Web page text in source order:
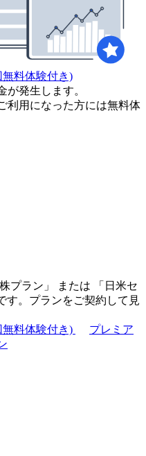
無料体験付き)
発生します。
利用になった方には無料体
プラン 」 または 「 日米セ
す。プランをご契約して見
無料体験付き)
プレミア